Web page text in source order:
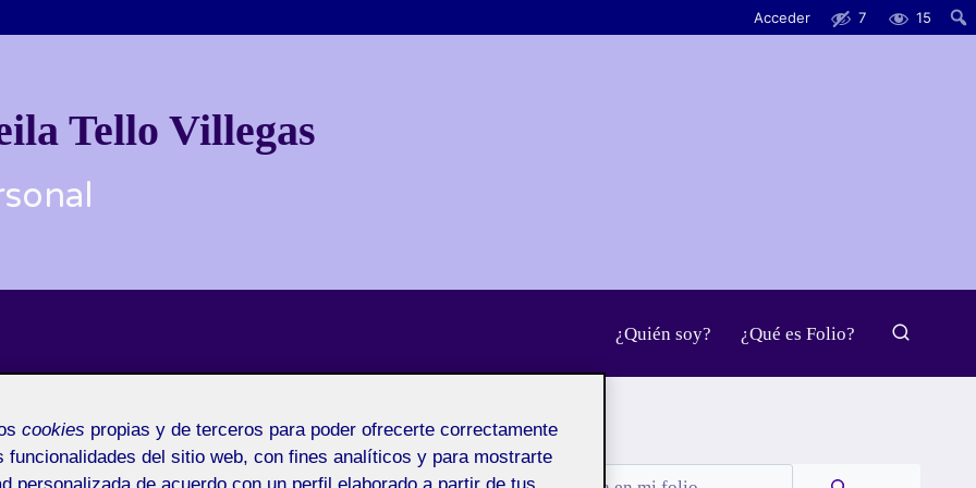
Acceder 7 15
Tello Villegas
¿Quién soy? ¿Qué es Folio?
cookies propias y de terceros para poder ofrecerte correctamente
funcionalidades del sitio web, con fines analíticos y para mostrarte
personalizada de acuerdo con un perfil elaborado a partir de tus